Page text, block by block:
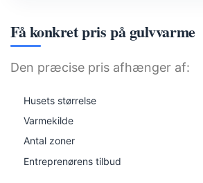
Få konkret pris på gulvvarme
Den præcise pris afhænger af:
Husets størrelse
Varmekilde
Antal zoner
Entreprenørens tilbud